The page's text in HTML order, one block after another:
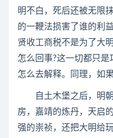
明不白，死后还被无限
的一鞭法损害了谁的利
贤收工商税不是为了大
怎么回事?这一切都只
怎么去解释。同理，如
自土木堡之后，明朝
房，嘉靖的炼丹，天启
强的崇祯，还把大明给